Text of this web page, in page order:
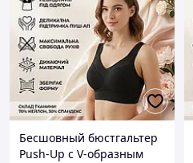
Бесшовный бюстгальтер
Push-Up с V-образным